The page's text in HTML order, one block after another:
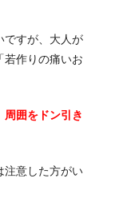
ですが、大人が
若作りの痛いお
周囲をドン引き
注意した方がい